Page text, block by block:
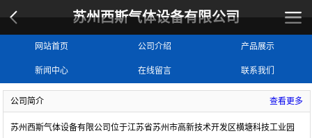
苏州西斯气体设备有限公司
网站首页 公司介绍 产品展示
新闻中心 在线留言 联系我们
查看更多
公司简介
苏州西斯气体设备有限公司位于江苏省苏州市高新技术开发区横塘科技工业园